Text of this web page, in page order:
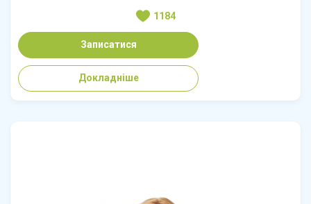
1184
Записатися
Докладніше